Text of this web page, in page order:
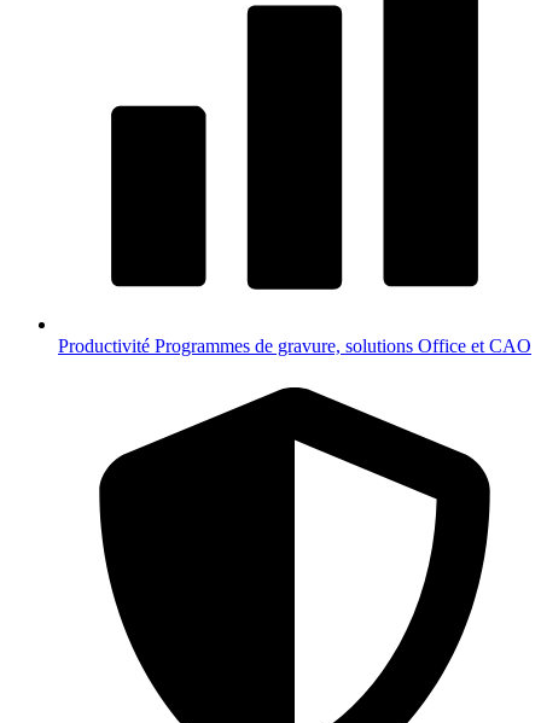
Productivité Programmes de gravure, solutions Office et CAO